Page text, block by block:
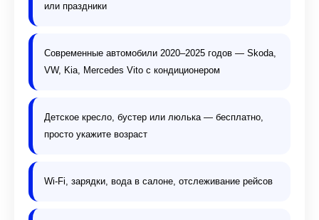
или праздники
Современные автомобили 2020–2025 годов — Skoda,
VW, Kia, Mercedes Vito с кондиционером
Детское кресло, бустер или люлька — бесплатно,
просто укажите возраст
Wi-Fi, зарядки, вода в салоне, отслеживание рейсов